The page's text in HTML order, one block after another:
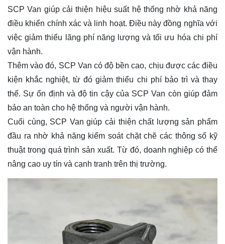
SCP Van giúp cải thiện hiệu suất hệ thống nhờ khả năng
điều khiển chính xác và linh hoạt. Điều này đồng nghĩa với
việc giảm thiểu lãng phí năng lượng và tối ưu hóa chi phí
vận hành.
Thêm vào đó, SCP Van có độ bền cao, chịu được các điều
kiện khắc nghiệt, từ đó giảm thiểu chi phí bảo trì và thay
thế. Sự ổn định và độ tin cậy của SCP Van còn giúp đảm
bảo an toàn cho hệ thống và người vận hành.
Cuối cùng, SCP Van giúp cải thiện chất lượng sản phẩm
đầu ra nhờ khả năng kiểm soát chặt chẽ các thông số kỹ
thuật trong quá trình sản xuất. Từ đó, doanh nghiệp có thể
nâng cao uy tín và cạnh tranh trên thị trường.